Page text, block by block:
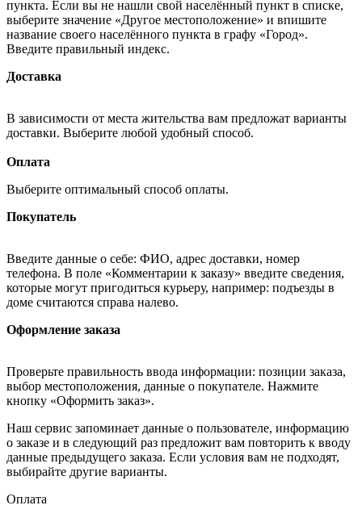
пункта. Если вы не нашли свой населённый пункт в списке,
выберите значение «Другое местоположение» и впишите
название своего населённого пункта в графу «Город».
Введите правильный индекс.
Доставка
В зависимости от места жительства вам предложат варианты
доставки. Выберите любой удобный способ.
Оплата
Выберите оптимальный способ оплаты.
Покупатель
Введите данные о себе: ФИО, адрес доставки, номер
телефона. В поле «Комментарии к заказу» введите сведения,
которые могут пригодиться курьеру, например: подъезды в
доме считаются справа налево.
Оформление заказа
Проверьте правильность ввода информации: позиции заказа,
выбор местоположения, данные о покупателе. Нажмите
кнопку «Оформить заказ».
Наш сервис запоминает данные о пользователе, информацию
о заказе и в следующий раз предложит вам повторить к вводу
данные предыдущего заказа. Если условия вам не подходят,
выбирайте другие варианты.
Оплата